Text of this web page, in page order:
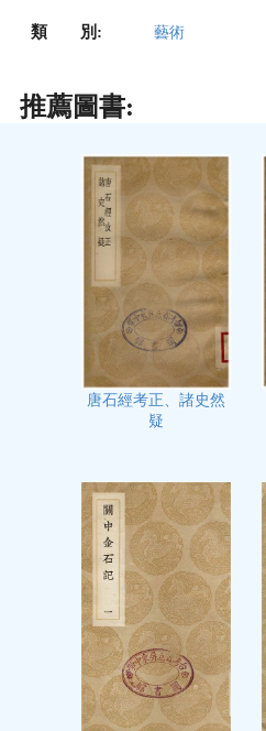
類 別: 藝術
推薦圖書:
唐石經考正、諸史然
疑